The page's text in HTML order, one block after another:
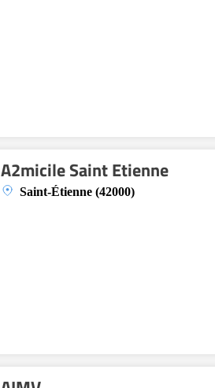
A2micile Saint Etienne
Saint-Étienne (42000)